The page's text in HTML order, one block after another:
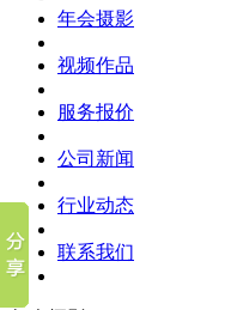
年会摄影
视频作品
服务报价
公司新闻
行业动态
联系我们